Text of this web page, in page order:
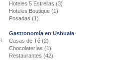
Hoteles 5 Estrellas (3)
Hoteles Boutique (1)
Posadas (1)
Gastronomía en Ushuaia
Casas de Té (2)
Chocolaterías (1)
Restaurantes (42)